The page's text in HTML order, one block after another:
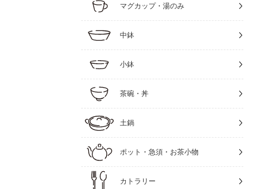
マグカップ・湯のみ
中鉢
小鉢
茶碗・丼
土鍋
ポット・急須・お茶小物
カトラリー